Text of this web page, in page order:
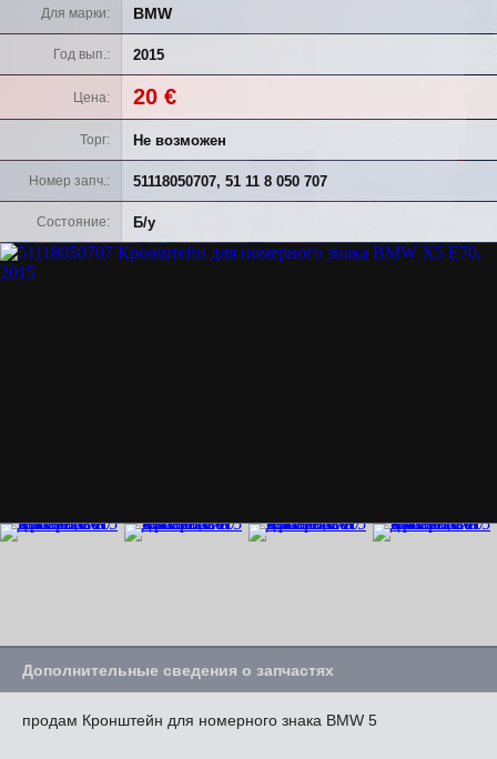
Для марки BMW
Год вып. 2015
Цена 20 €
Торг Не возможен
Номер запч. 51118050707, 51 11 8 050 707
Состояние Б/у
Дополнительные сведения о запчастях
продам Кронштейн для номерного знака BMW 5